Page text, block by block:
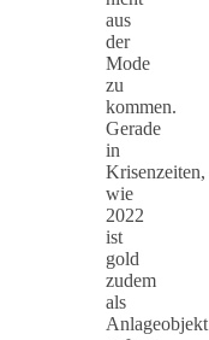
aus
der
Mode
zu
kommen.
Gerade
in
Krisenzeiten,
wie
2022
ist
gold
zudem
als
Anlageobjekt